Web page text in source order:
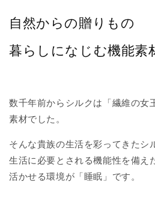
自然からの贈りもの
暮らしになじむ機能素
数千年前からシルクは「繊維の女
素材でした。
そんな貴族の生活を彩ってきたシ
生活に必要とされる機能性を備え
活かせる環境が「睡眠」です。